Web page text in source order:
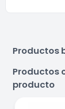
Productos
Productos
producto